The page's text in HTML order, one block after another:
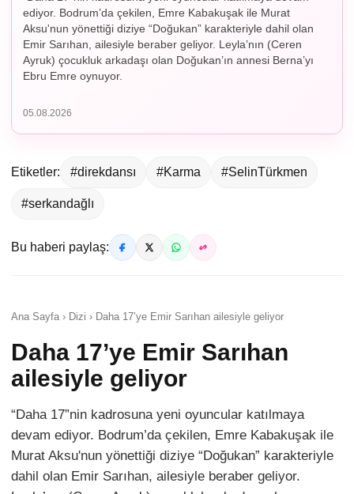
ediyor. Bodrum’da çekilen, Emre Kabakuşak ile Murat
Aksu'nun yönettiği diziye “Doğukan” karakteriyle dahil olan
Emir Sarıhan, ailesiyle beraber geliyor. Leyla’nın (Ceren
Ayruk) çocukluk arkadaşı olan Doğukan’ın annesi Berna’yı
Ebru Emre oynuyor.
05.08.2026
Etiketler: #direkdansı #Karma #SelinTürkmen
#serkandağlı
Bu haberi paylaş:
Ana Sayfa › Dizi › Daha 17’ye Emir Sarıhan ailesiyle geliyor
Daha 17’ye Emir Sarıhan
ailesiyle geliyor
“Daha 17”nin kadrosuna yeni oyuncular katılmaya
devam ediyor. Bodrum’da çekilen, Emre Kabakuşak ile
Murat Aksu'nun yönettiği diziye “Doğukan” karakteriyle
dahil olan Emir Sarıhan, ailesiyle beraber geliyor.